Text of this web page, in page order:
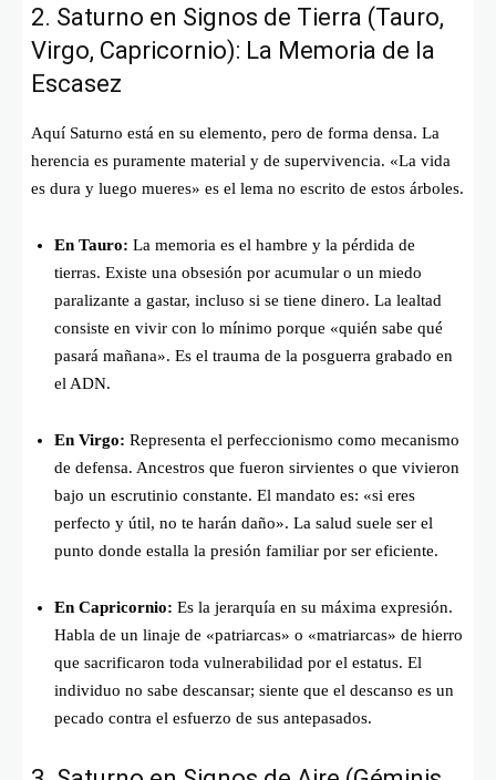
2. Saturno en Signos de Tierra (Tauro,
Virgo, Capricornio): La Memoria de la
Escasez
Aquí Saturno está en su elemento, pero de forma densa. La
herencia es puramente material y de supervivencia. «La vida
es dura y luego mueres» es el lema no escrito de estos árboles.
En Tauro: La memoria es el hambre y la pérdida de
tierras. Existe una obsesión por acumular o un miedo
paralizante a gastar, incluso si se tiene dinero. La lealtad
consiste en vivir con lo mínimo porque «quién sabe qué
pasará mañana». Es el trauma de la posguerra grabado en
el ADN.
En Virgo: Representa el perfeccionismo como mecanismo
de defensa. Ancestros que fueron sirvientes o que vivieron
bajo un escrutinio constante. El mandato es: «si eres
perfecto y útil, no te harán daño». La salud suele ser el
punto donde estalla la presión familiar por ser eficiente.
En Capricornio: Es la jerarquía en su máxima expresión.
Habla de un linaje de «patriarcas» o «matriarcas» de hierro
que sacrificaron toda vulnerabilidad por el estatus. El
individuo no sabe descansar; siente que el descanso es un
pecado contra el esfuerzo de sus antepasados.